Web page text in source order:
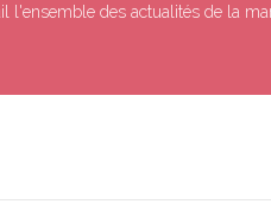
l'ensemble des actualités de la